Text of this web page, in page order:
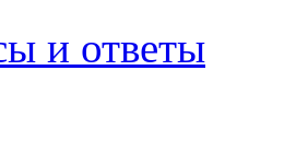
и ответы